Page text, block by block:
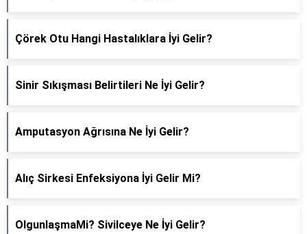
Çörek Otu Hangi Hastalıklara İyi Gelir?
Sinir Sıkışması Belirtileri Ne İyi Gelir?
Amputasyon Ağrısına Ne İyi Gelir?
Alıç Sirkesi Enfeksiyona İyi Gelir Mi?
OlgunlaşmaMi? Sivilceye Ne İyi Gelir?